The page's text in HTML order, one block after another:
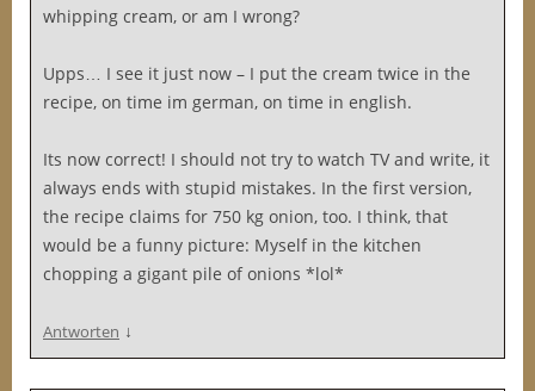
whipping cream, or am I wrong?
Upps… I see it just now – I put the cream twice in the
recipe, on time im german, on time in english.
Its now correct! I should not try to watch TV and write, it
always ends with stupid mistakes. In the first version,
the recipe claims for 750 kg onion, too. I think, that
would be a funny picture: Myself in the kitchen
chopping a gigant pile of onions *lol*
Antworten ↓